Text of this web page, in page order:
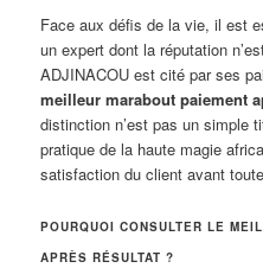
Face aux défis de la vie, il est
un expert dont la réputation
ADJINACOU est cité par ses
meilleur marabout paiement
distinction n’est pas un simple
pratique de la haute magie
satisfaction du client avant
POURQUOI CONSULTER LE
APRÈS RÉSULTAT ?